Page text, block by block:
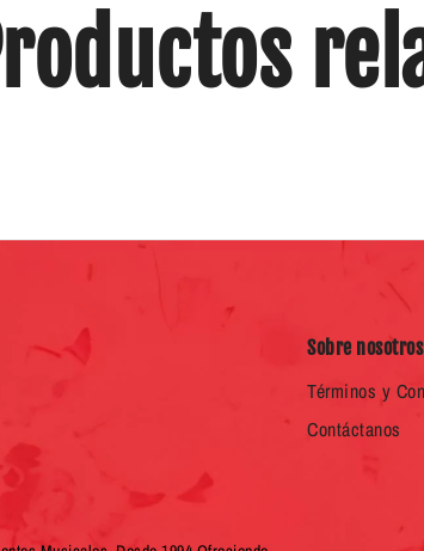
Sobre nosotros
Términos y
Contáctanos